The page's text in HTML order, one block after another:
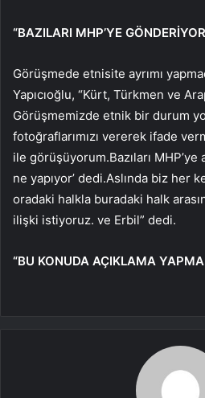
“BAZILARI MHP’YE
Görüşmede etnisite ayrımı
Yapıcıoğlu, “Kürt, Türkmen ve
Görüşmemizde etnik bir durum
fotoğraflarımızı vererek ifade
ile görüşüyorum.Bazıları MHP’ye
ne yapıyor’ dedi.Aslında biz her
oradaki halkla buradaki halk
ilişki istiyoruz. ve Erbil” dedi.
“BU KONUDA AÇIKLAMA